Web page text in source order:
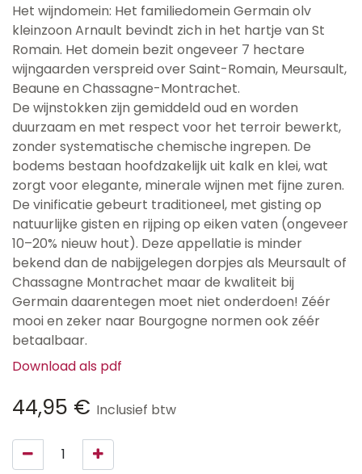
Het wijndomein: Het familiedomein Germain olv
kleinzoon Arnault bevindt zich in het hartje van St
Romain. Het domein bezit ongeveer 7 hectare
wijngaarden verspreid over Saint-Romain, Meursault,
Beaune en Chassagne-Montrachet.
De wijnstokken zijn gemiddeld oud en worden
duurzaam en met respect voor het terroir bewerkt,
zonder systematische chemische ingrepen. De
bodems bestaan hoofdzakelijk uit kalk en klei, wat
zorgt voor elegante, minerale wijnen met fijne zuren.
De vinificatie gebeurt traditioneel, met gisting op
natuurlijke gisten en rijping op eiken vaten (ongeveer
10–20% nieuw hout). Deze appellatie is minder
bekend dan de nabijgelegen dorpjes als Meursault of
Chassagne Montrachet maar de kwaliteit bij
Germain daarentegen moet niet onderdoen! Zéér
mooi en zeker naar Bourgogne normen ook zéér
betaalbaar.
Download als pdf
44,95 € Inclusief btw